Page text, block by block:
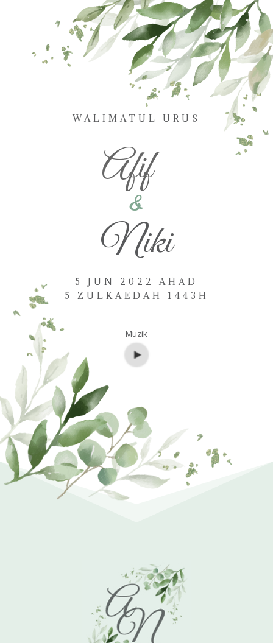
WALIMATUL URUS
Afif
&
Niki
5 JUN 2022 AHAD
5 ZULKAEDAH 1443H
Muzik